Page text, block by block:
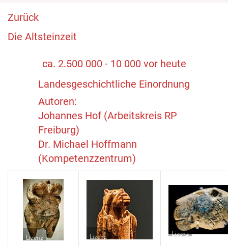
Zurück
Die Altsteinzeit
ca. 2.500 000 - 10 000 vor heute
Landesgeschichtliche Einordnung
Autoren:
Johannes Hof (Arbeitskreis RP
Freiburg)
Dr. Michael Hoffmann
(Kompetenzzentrum)
Lizenz Lizenz Lizenz